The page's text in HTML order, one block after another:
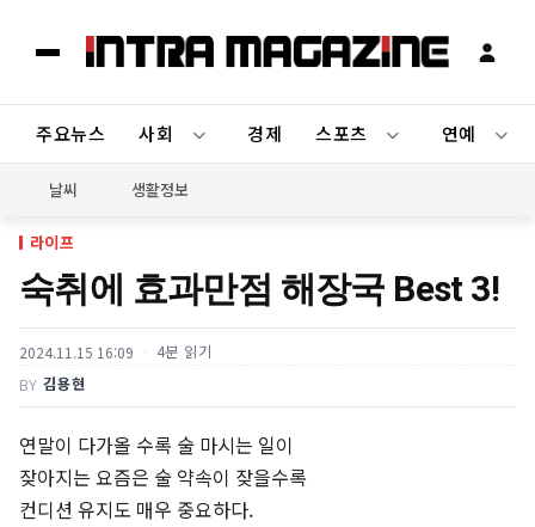
주요뉴스 사회 경제 스포츠 연예
날씨 생활정보
라이프
숙취에 효과만점 해장국 Best 3!
2024.11.15 16:09 4분 읽기
BY 김용현
연말이 다가올 수록 술 마시는 일이
잦아지는 요즘은 술 약속이 잦을수록
컨디션 유지도 매우 중요하다.